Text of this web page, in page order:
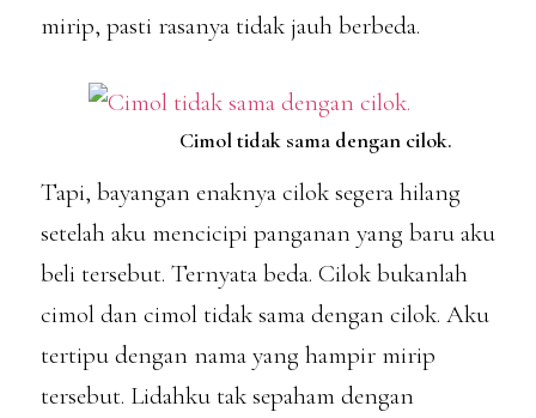
mirip, pasti rasanya tidak jauh berbeda.
Cimol tidak sama dengan cilok.
Tapi, bayangan enaknya cilok segera hilang
setelah aku mencicipi panganan yang baru aku
beli tersebut. Ternyata beda. Cilok bukanlah
cimol dan cimol tidak sama dengan cilok. Aku
tertipu dengan nama yang hampir mirip
tersebut. Lidahku tak sepaham dengan